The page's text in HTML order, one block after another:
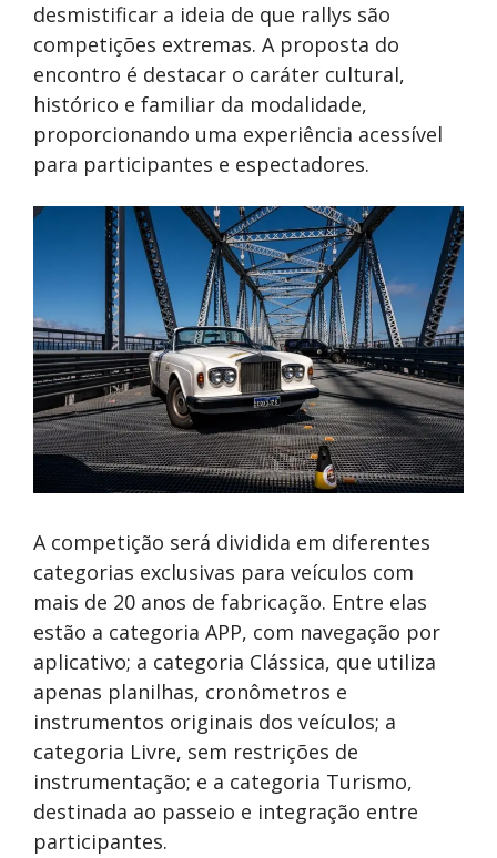
desmistificar a ideia de que rallys são
competições extremas. A proposta do
encontro é destacar o caráter cultural,
histórico e familiar da modalidade,
proporcionando uma experiência acessível
para participantes e espectadores.
A competição será dividida em diferentes
categorias exclusivas para veículos com
mais de 20 anos de fabricação. Entre elas
estão a categoria APP, com navegação por
aplicativo; a categoria Clássica, que utiliza
apenas planilhas, cronômetros e
instrumentos originais dos veículos; a
categoria Livre, sem restrições de
instrumentação; e a categoria Turismo,
destinada ao passeio e integração entre
participantes.